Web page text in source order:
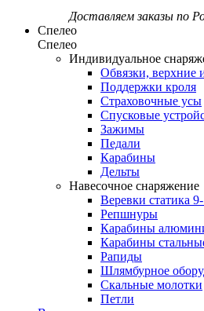
Доставляем заказы по
Спелео
Спелео
Индивидуальное
Обвязки, верхние
Поддержки кроля
Страховочные усы
Спусковые
Зажимы
Педали
Карабины
Дельты
Навесочное снаряжение
Веревки статика
Репшнуры
Карабины
Карабины
Рапиды
Шлямбурное
Скальные молотки
Петли